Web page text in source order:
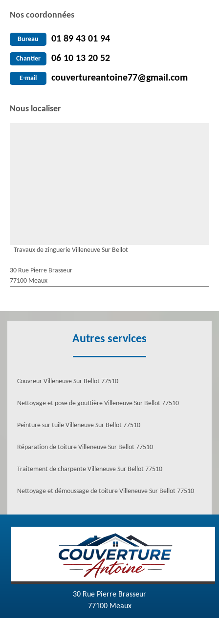
Nos coordonnées
Bureau 01 89 43 01 94
Chantier 06 10 13 20 52
E-mail couvertureantoine77@gmail.com
Nous localiser
Travaux de zinguerie Villeneuve Sur Bellot
30 Rue Pierre Brasseur
77100 Meaux
Autres services
Couvreur Villeneuve Sur Bellot 77510
Nettoyage et pose de gouttière Villeneuve Sur Bellot 77510
Peinture sur tuile Villeneuve Sur Bellot 77510
Réparation de toiture Villeneuve Sur Bellot 77510
Traitement de charpente Villeneuve Sur Bellot 77510
Nettoyage et démoussage de toiture Villeneuve Sur Bellot 77510
30 Rue Pierre Brasseur
77100 Meaux